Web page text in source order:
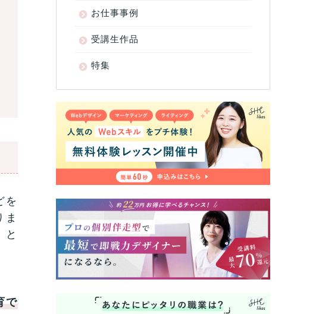
を
と
で
お仕事事例
受講生作品
特集